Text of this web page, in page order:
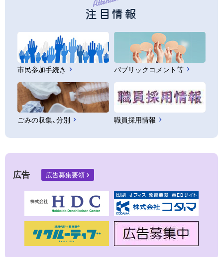
注目情報
市民参加手続き パブリックコメント等
ごみの収集、分別 職員採用情報
広告 広告募集要領